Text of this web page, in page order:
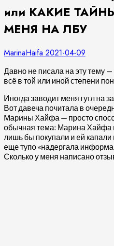
или КАКИЕ
МЕНЯ НА ЛБУ
MarinaHaifa 2021-04-09
Давно не писала на эту тему
всё в той или иной степени
Иногда заводит меня гугл на
Вот давеча почитала в
Марины Хайфа — просто
обычная тема: Марина Хайфа
лишь бы покупали и ей капали
еще тупо «надергала
Сколько у меня написано